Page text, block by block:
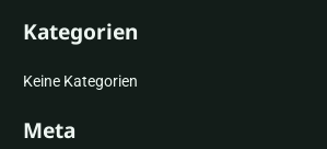
n
a
Kategorien
Keine Kategorien
Meta